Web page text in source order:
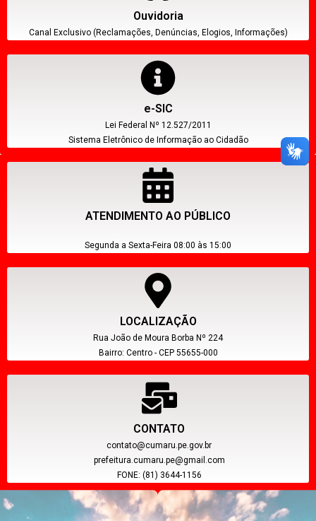
Ouvidoria
Canal Exclusivo (Reclamações, Denúncias, Elogios, Informações)
e-SIC
Lei Federal Nº 12.527/2011
Sistema Eletrônico de Informação ao Cidadão
ATENDIMENTO AO PÚBLICO
Segunda a Sexta-Feira 08:00 às 15:00
LOCALIZAÇÃO
Rua João de Moura Borba Nº 224
Bairro: Centro - CEP 55655-000
CONTATO
contato@cumaru.pe.gov.br
prefeitura.cumaru.pe@gmail.com
FONE: (81) 3644-1156